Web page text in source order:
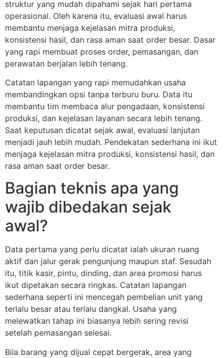
struktur yang mudah dipahami sejak hari pertama
operasional. Oleh karena itu, evaluasi awal harus
membantu menjaga kejelasan mitra produksi,
konsistensi hasil, dan rasa aman saat order besar. Dasar
yang rapi membuat proses order, pemasangan, dan
perawatan berjalan lebih tenang.
Catatan lapangan yang rapi memudahkan usaha
membandingkan opsi tanpa terburu buru. Data itu
membantu tim membaca alur pengadaan, konsistensi
produksi, dan kejelasan layanan secara lebih tenang.
Saat keputusan dicatat sejak awal, evaluasi lanjutan
menjadi jauh lebih mudah. Pendekatan sederhana ini ikut
menjaga kejelasan mitra produksi, konsistensi hasil, dan
rasa aman saat order besar.
Bagian teknis apa yang
wajib dibedakan sejak
awal?
Data pertama yang perlu dicatat ialah ukuran ruang
aktif dan jalur gerak pengunjung maupun staf. Sesudah
itu, titik kasir, pintu, dinding, dan area promosi harus
ikut dipetakan secara ringkas. Catatan lapangan
sederhana seperti ini mencegah pembelian unit yang
terlalu besar atau terlalu dangkal. Usaha yang
melewatkan tahap ini biasanya lebih sering revisi
setelah pemasangan selesai.
Bila barang yang dijual cepat bergerak, area yang